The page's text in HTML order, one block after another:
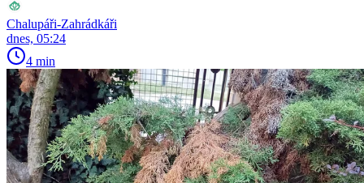
Chalupáři-Zahrádkáři
dnes, 05:24
4 min